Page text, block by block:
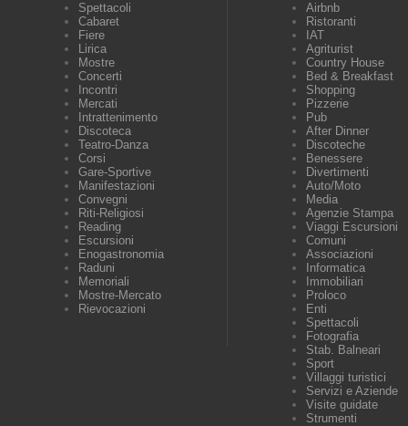
Spettacoli
Cabaret
Fiere
Lirica
Mostre
Concerti
Incontri
Mercati
Intrattenimento
Discoteca
Teatro-Danza
Corsi
Gare-Sportive
Manifestazioni
Convegni
Riti-Religiosi
Reading
Escursioni
Enogastronomia
Raduni
Memoriali
Mostre-Mercato
Rievocazioni
Airbnb
Ristoranti
IAT
Agriturist
Country House
Bed & Breakfast
Shopping
Pizzerie
Pub
After Dinner
Discoteche
Benessere
Divertimenti
Auto/Moto
Media
Agenzie Stampa
Viaggi Escursioni
Comuni
Associazioni
Informatica
Immobiliari
Proloco
Enti
Spettacoli
Fotografia
Stab. Balneari
Sport
Villaggi turistici
Servizi e Aziende
Visite guidate
Strumenti